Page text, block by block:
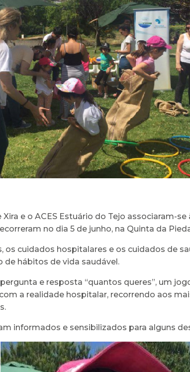
Xira e o ACES Estuário do Tejo associaram-
no dia 5 de junho, na Quinta da
os cuidados hospitalares e os cuidados de
hábitos de vida saudável.
e resposta “quantos queres”, um
a realidade hospitalar, recorrendo aos
informados e sensibilizados para alguns